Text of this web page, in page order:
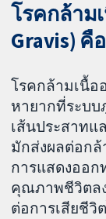
โรคกล้าม
Gravis) คื
โรคกล้ามเนื้อ
หายากที่ระบบ
เส้นประสาทแ
มักส่งผลต่อกล้
การแสดงออก
คุณภาพชีวิตล
ต่อการเสียชีวิ